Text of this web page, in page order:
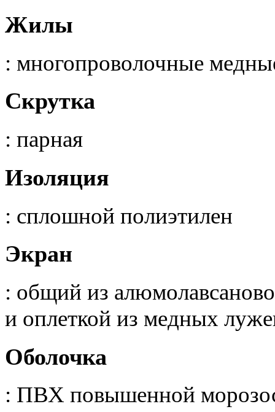
Жилы
: многопроволочные
Скрутка
: парная
Изоляция
: сплошной полиэтилен
Экран
: общий из
и оплеткой из медных
Оболочка
: ПВХ повышенной